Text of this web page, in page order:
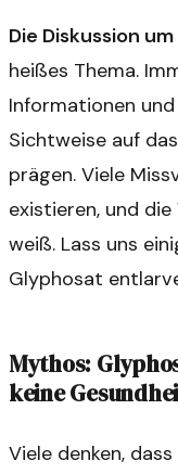
Die Diskussion
heißes Thema.
Informationen
Sichtweise auf
prägen. Viele
existieren, und
weiß. Lass uns
Glyphosat
Mythos:
keine
Viele denken,